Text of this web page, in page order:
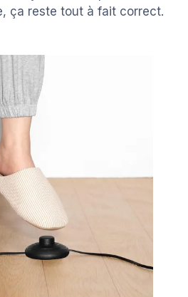
ça reste tout à fait correct.